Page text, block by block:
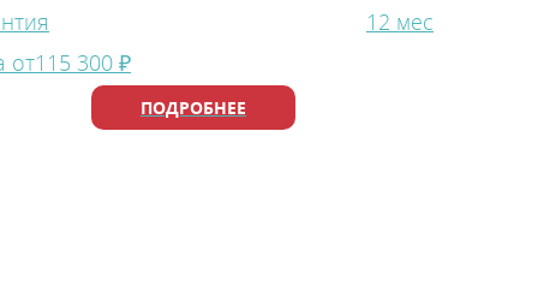
12 мес
от115 300 ₽
ПОДРОБНЕЕ